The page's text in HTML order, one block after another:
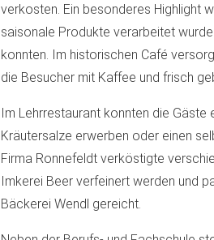
verkosten. Ein besonderes Highlight
saisonale Produkte verarbeitet
konnten. Im historischen Café
die Besucher mit Kaffee und frisch
Im Lehrrestaurant konnten die
Kräutersalze erwerben oder einen
Firma Ronnefeldt verköstigte
Imkerei Beer verfeinert werden und
Bäckerei Wendl gereicht.